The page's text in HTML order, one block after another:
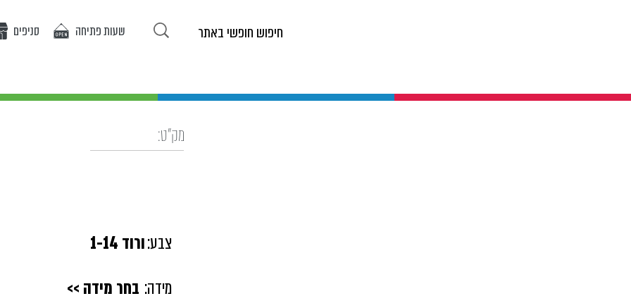
שעות פתיחה סניפים
מק"ט:
ורוד 1-14צבע:
בחר מידה >> מידה: